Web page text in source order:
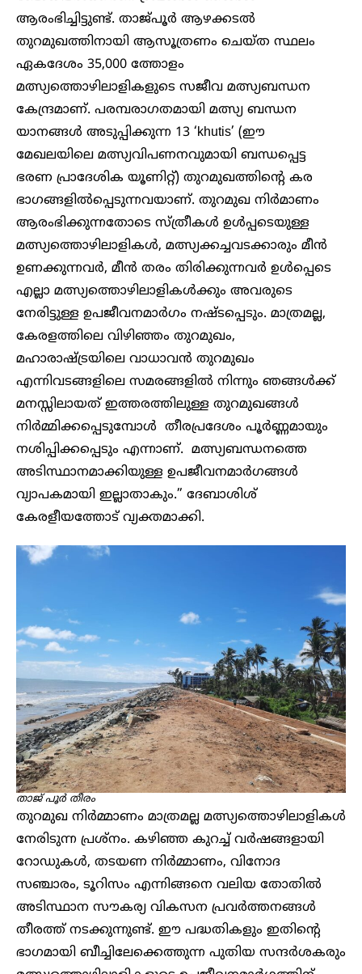
ആരംഭിച്ചിട്ടുണ്ട്. താജ്പൂർ ആഴക്കടൽ
തുറമുഖത്തിനായി ആസൂത്രണം ചെയ്ത സ്ഥലം
ഏകദേശം 35,000 ത്തോളം
മത്സ്യത്തൊഴിലാളികളുടെ സജീവ മത്സ്യബന്ധന
കേന്ദ്രമാണ്. പരമ്പരാഗതമായി മത്സ്യ ബന്ധന
യാനങ്ങൾ അടുപ്പിക്കുന്ന 13 ‘khutis’ (ഈ
മേഖലയിലെ മത്സ്യവിപണനവുമായി ബന്ധപ്പെട്ട
ഭരണ പ്രാദേശിക യൂണിറ്റ്) തുറമുഖത്തിന്റെ കര
ഭാഗങ്ങളിൽപ്പെടുന്നവയാണ്. തുറമുഖ നിർമാണം
ആരംഭിക്കുന്നതോടെ സ്ത്രീകൾ ഉൾപ്പടെയുള്ള
മത്സ്യത്തൊഴിലാളികൾ, മത്സ്യക്കച്ചവടക്കാരും മീൻ
ഉണക്കുന്നവർ, മീൻ തരം തിരിക്കുന്നവർ ഉൾപ്പെടെ
എല്ലാ മത്സ്യത്തൊഴിലാളികൾക്കും അവരുടെ
നേരിട്ടുള്ള ഉപജീവനമാർഗം നഷ്ടപ്പെടും. മാത്രമല്ല,
കേരളത്തിലെ വിഴിഞ്ഞം തുറമുഖം,
മഹാരാഷ്ട്രയിലെ വാധാവൻ തുറമുഖം
എന്നിവടങ്ങളിലെ സമരങ്ങളിൽ നിന്നും ഞങ്ങൾക്ക്
മനസ്സിലായത് ഇത്തരത്തിലുള്ള തുറമുഖങ്ങൾ
നിർമ്മിക്കപ്പെടുമ്പോൾ തീരപ്രദേശം പൂർണ്ണമായും
നശിപ്പിക്കപ്പെടും എന്നാണ്. മത്സ്യബന്ധനത്തെ
അടിസ്ഥാനമാക്കിയുള്ള ഉപജീവനമാർഗങ്ങൾ
വ്യാപകമായി ഇല്ലാതാകും.” ദേബാശിശ്
കേരളീയത്തോട് വ്യക്തമാക്കി.
താജ് പൂർ തീരം
തുറമുഖ നിർമ്മാണം മാത്രമല്ല മത്സ്യത്തൊഴിലാളികൾ
നേരിടുന്ന പ്രശ്നം. കഴിഞ്ഞ കുറച്ച് വർഷങ്ങളായി
റോഡുകൾ, തടയണ നിർമ്മാണം, വിനോദ
സ‍ഞ്ചാരം, ടൂറിസം എന്നിങ്ങനെ വലിയ തോതിൽ
അടിസ്ഥാന സൗകര്യ വികസന പ്രവർത്തനങ്ങൾ
തീരത്ത് നടക്കുന്നുണ്ട്. ഈ പദ്ധതികളും ഇതിന്റെ
ഭാഗമായി ബീച്ചിലേക്കെത്തുന്ന പുതിയ സന്ദർശകരും